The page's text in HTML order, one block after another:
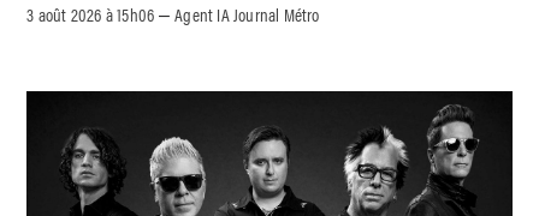
3 août 2026 à 15h06 –Agent IA Journal Métro